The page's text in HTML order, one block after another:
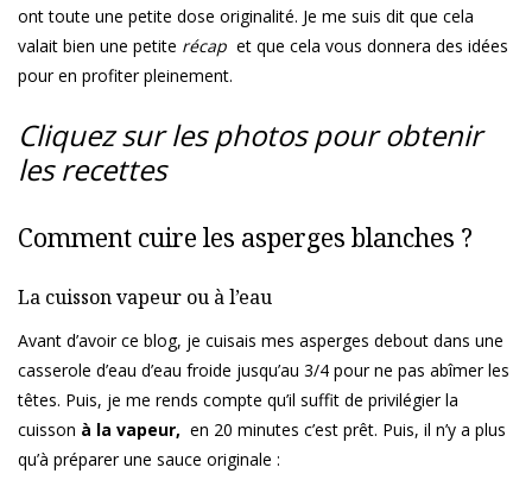
ont toute une petite dose originalité. Je me suis dit que cela
valait bien une petite récap et que cela vous donnera des idées
pour en profiter pleinement.
Cliquez sur les photos pour obtenir
les recettes
Comment cuire les asperges blanches ?
La cuisson vapeur ou à l’eau
Avant d’avoir ce blog, je cuisais mes asperges debout dans une
casserole d’eau d’eau froide jusqu’au 3/4 pour ne pas abîmer les
têtes. Puis, je me rends compte qu’il suffit de privilégier la
cuisson à la vapeur, en 20 minutes c’est prêt. Puis, il n’y a plus
qu’à préparer une sauce originale :